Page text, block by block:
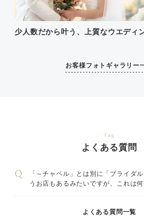
少人数だから叶う、上質なウエディ
お客様フォトギャラリー
Faq
よくある質問
「～チャペル」とは別に「ブライダ
うお店もあるみたいですが、これは何
よくある質問一覧